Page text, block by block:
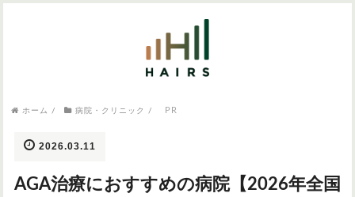
病院・クリニック
AGA
ホーム / 病院・クリニック / PR
2026.03.11
AGA治療におすすめの病院【2026年全国
気になるワードから記事を探す